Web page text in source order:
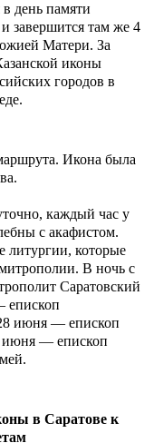
день памяти
завершится там же 4
Матери. За
иконы
городов в
Икона была
каждый час у
с акафистом.
литургии, которые
В ночь с
Саратовский
епископ
июня — епископ
июня — епископ
в Саратове к